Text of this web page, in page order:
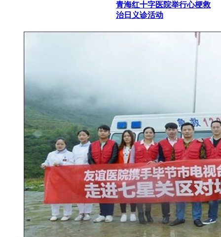
青海红十字医院举行心梗救
治日义诊活动